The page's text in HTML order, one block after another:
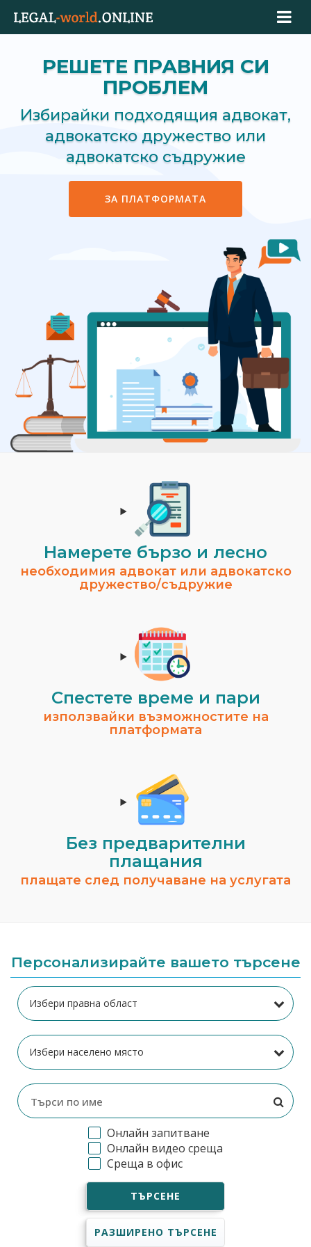
РЕШЕТЕ ПРАВНИЯ СИ
ПРОБЛЕМ
Избирайки подходящия адвокат,
адвокатско дружество или
адвокатско съдружие
ЗА ПЛАТФОРМАТА
Намерете бързо и лесно
необходимия адвокат или адвокатско
дружество/съдружие
Спестeте време и пари
използвайки възможностите на
платформата
Без предварителни
плащания
плащате след получаване на услугата
Персонализирайте вашето търсене
Онлайн запитване
Онлайн видео среща
Среща в офис
ТЪРСЕНЕ
РАЗШИРЕНО ТЪРСЕНЕ